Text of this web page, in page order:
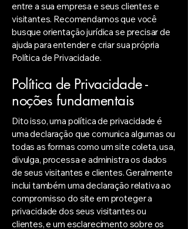
entre a sua empresa e seus clientes e
visitantes. Recomendamos que você
busque orientação jurídica se precisar de
ajuda para entender e criar sua própria
Política de Privacidade.
Política de Privacidade -
noções fundamentais
Dito isso, uma política de privacidade é
uma declaração que comunica algumas ou
todas as formas como um site coleta, usa,
divulga, processa e administra os dados
de seus visitantes e clientes. Geralmente
inclui também uma declaração relativa ao
compromisso do site em proteger a
privacidade dos seus visitantes ou
clientes, e um esclarecimento sobre os